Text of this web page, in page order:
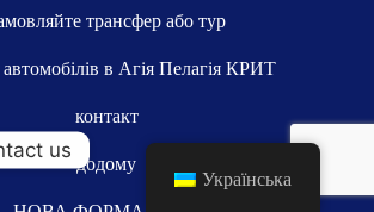
трансфер або тур
в Агія Пелагія КРИТ
контакт
додому
Українська
us